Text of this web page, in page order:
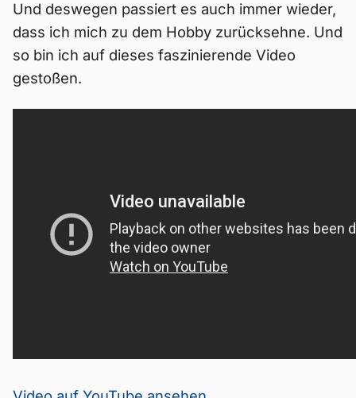
Und deswegen passiert es auch immer wieder,
dass ich mich zu dem Hobby zurücksehne. Und
so bin ich auf dieses faszinierende Video
gestoßen.